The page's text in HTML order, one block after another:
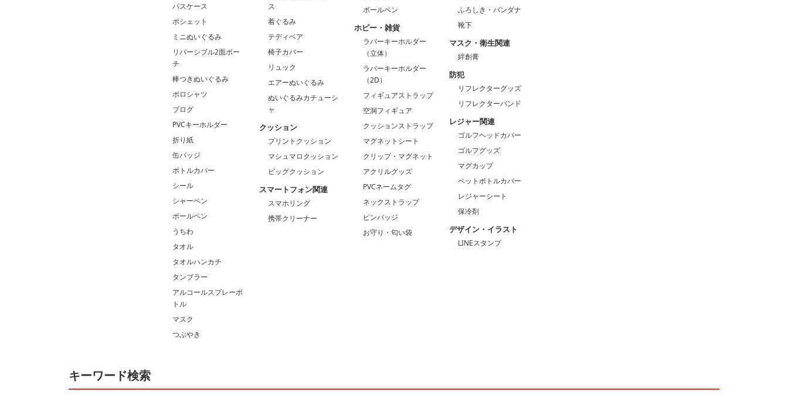
パスケース
ポシェット
ミニぬいぐるみ
リバーシブル2面ポー
チ
棒つきぬいぐるみ
ポロシャツ
ブログ
PVCキーホルダー
折り紙
缶バッジ
ボトルカバー
シール
シャーペン
ボールペン
うちわ
タオル
タオルハンカチ
タンブラー
アルコールスプレーボ
トル
マスク
つぶやき
ス
着ぐるみ
テディベア
椅子カバー
リュック
エアーぬいぐるみ
ぬいぐるみカチューシ
ャ
クッション
プリントクッション
マシュマロクッション
ビッグクッション
スマートフォン関連
スマホリング
携帯クリーナー
ボールペン
ホビー・雑貨
ラバーキーホルダー
（立体）
ラバーキーホルダー
（2D）
フィギュアストラップ
空洞フィギュア
クッションストラップ
マグネットシート
クリップ・マグネット
アクリルグッズ
PVCネームタグ
ネックストラップ
ピンバッジ
お守り・匂い袋
ふろしき・バンダナ
靴下
マスク・衛生関連
絆創膏
防犯
リフレクターグッズ
リフレクターバンド
レジャー関連
ゴルフヘッドカバー
ゴルフグッズ
マグカップ
ペットボトルカバー
レジャーシート
保冷剤
デザイン・イラスト
LINEスタンプ
キーワード検索